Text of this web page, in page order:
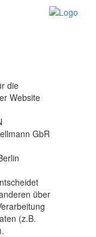
die
Website
GbR
über
(z.B.